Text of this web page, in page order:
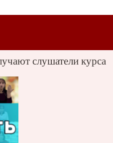
слушатели курса